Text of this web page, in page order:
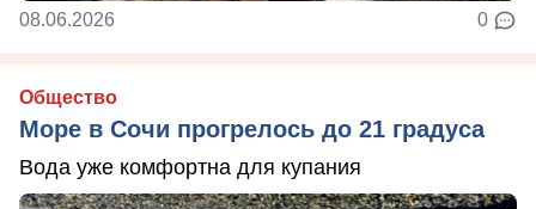
08.06.2026 0
Общество
Море в Сочи прогрелось до 21 градуса
Вода уже комфортна для купания